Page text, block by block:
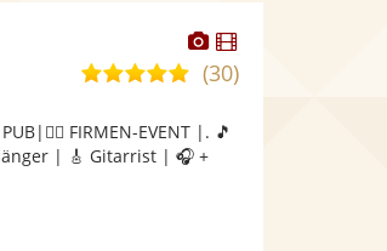
Dieser
Künstler
stellt
Fotos
bereit.
Dieser
Künstler
5,0
5
Sternen
(30)
FIRMEN-EVENT |. 🎵
| 🎸 Gitarrist | 🎧 +